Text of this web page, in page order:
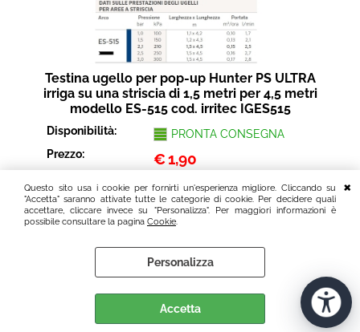
Questo sito usa i cookie per fornirti un'esperienza migliore. Cliccando su
"Accetta" saranno attivate tutte le categorie di cookie. Per decidere quali
accettare, cliccare invece su "Personalizza". Per maggiori informazioni è
possibile consultare la pagina Cookie.
Personalizza
Accetta
Testina ugello per pop-up Hunter PS ULTRA
irriga su una striscia di 1,5 metri per 4,5 metri
modello ES-515 cod. irritec IGES515
Disponibilità:
PRONTA CONSEGNA
Prezzo:
€1,90